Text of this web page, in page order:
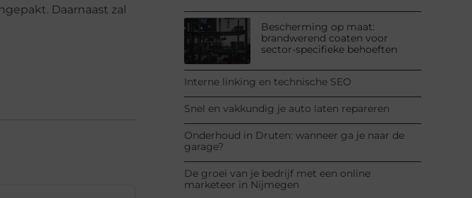
Daarnaast zal
Bescherming op maat:
brandwerend coaten voor
sector-specifieke behoeften
Interne linking en technische SEO
Snel en vakkundig je auto laten repareren
Onderhoud in Druten: wanneer ga je naar de
garage?
De groei van je bedrijf met een online
marketeer in Nijmegen